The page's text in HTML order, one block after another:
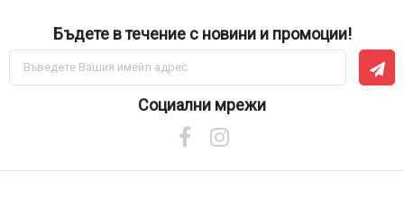
Бъдете в течение с новини и промоции!
Абонирай
за
Социални мрежи